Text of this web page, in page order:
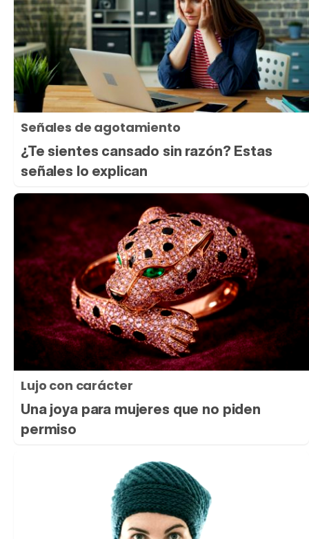
Señales de agotamiento
¿Te sientes cansado sin razón? Estas
señales lo explican
Lujo con carácter
Una joya para mujeres que no piden
permiso